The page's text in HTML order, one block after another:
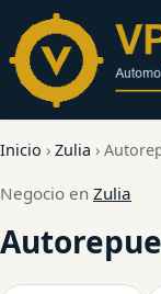
contenido
Inicio › Zulia ›
Negocio en Zulia